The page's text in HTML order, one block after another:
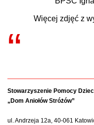
Więcej zdjęć z
Stowarzyszenie Pomocy
„Dom Aniołów Stróżów”
ul. Andrzeja 12a, 40-061